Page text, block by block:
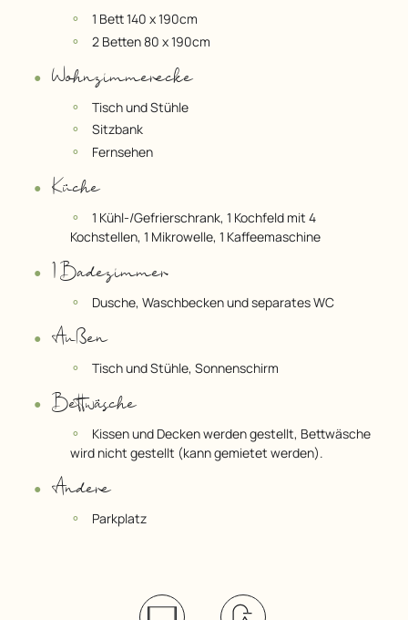
1 Bett 140 x 190cm
2 Betten 80 x 190cm
Wohnzimmerecke
Tisch und Stühle
Sitzbank
Fernsehen
Küche
1 Kühl-/Gefrierschrank, 1 Kochfeld mit 4
Kochstellen, 1 Mikrowelle, 1 Kaffeemaschine
1 Badezimmer
Dusche, Waschbecken und separates WC
Außen
Tisch und Stühle, Sonnenschirm
Bettwäsche
Kissen und Decken werden gestellt, Bettwäsche
wird nicht gestellt (kann gemietet werden).
Andere
Parkplatz